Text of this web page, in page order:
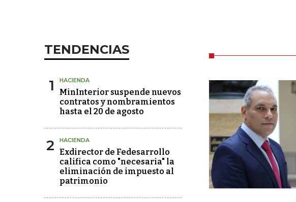
TENDENCIAS
1 HACIENDA
MinInterior suspende nuevos
contratos y nombramientos
hasta el 20 de agosto
2 HACIENDA
Exdirector de Fedesarrollo
califica como "necesaria" la
eliminación de impuesto al
patrimonio